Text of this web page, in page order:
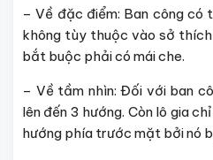
– Về đặc điểm: Ban công
không tùy thuộc vào sở
bắt buộc phải có mái che.
– Về tầm nhìn: Đối với ban
lên đến 3 hướng. Còn lô gia
hướng phía trước mặt bởi nó